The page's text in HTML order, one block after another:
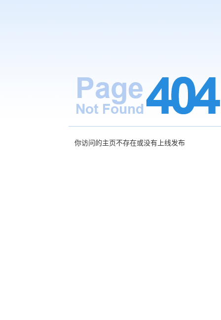
你访问的主页不存在或没有上线发布